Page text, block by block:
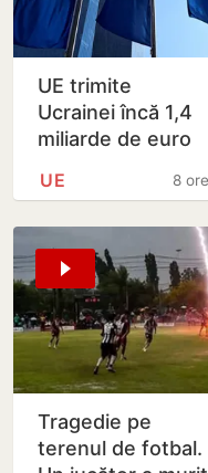
UE trimite
Ucrainei încă 1,4
miliarde de euro
generate de
înghețate
8 ore
UE
Tragedie pe
terenul de fotbal.